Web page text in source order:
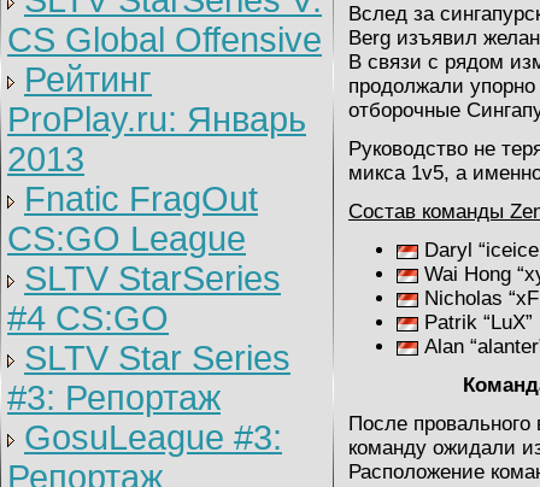
CS Global Offensive
Рейтинг
ProPlay.ru: Январь
2013
Fnatic FragOut
CS:GO League
SLTV StarSeries
#4 CS:GO
SLTV Star Series
#3: Репортаж
GosuLeague #3:
Репортаж
Вслед за
Berg изъявил
В связи с рядом
продолжали
отборочные
Руководство не
микса 1v5, а
Состав команды
Daryl
Wai Hong
Nicholas
Patrik “LuX”
Alan
После
команду ожидали
Расположение